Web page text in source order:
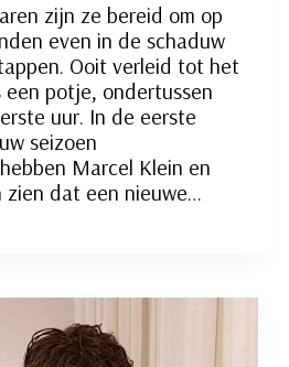
zijn ze bereid om op
even in de schaduw
Ooit verleid tot het
een potje, ondertussen
uur. In de eerste
seizoen
Marcel Klein en
zien dat een nieuwe…